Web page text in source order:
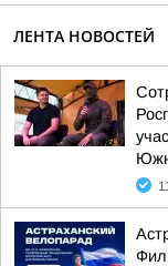
ЛЕНТА НОВОСТЕЙ